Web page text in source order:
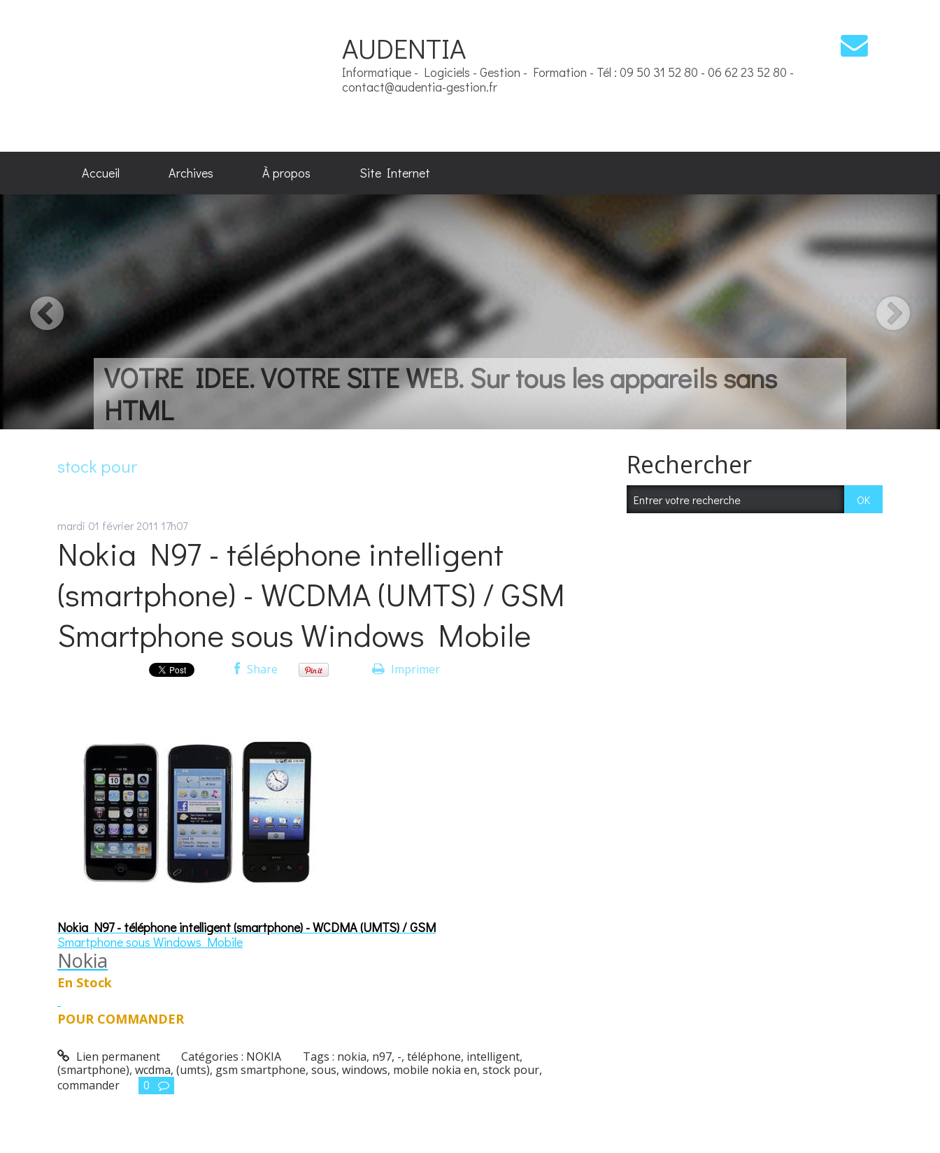
AUDENTIA
Informatique - Logiciels - Gestion - Formation - Tél : 09 50 31 52 80 - 06 62 23 52 80 -
contact@audentia-gestion.fr
Accueil Archives À propos Site Internet
VOTRE IDEE. VOTRE SITE WEB. Sur tous les appareils sans
HTML
stock pour
mardi 01 février 2011 17h07
Nokia N97 - téléphone intelligent
(smartphone) - WCDMA (UMTS) / GSM
Smartphone sous Windows Mobile
Share Imprimer
Nokia N97 - téléphone intelligent (smartphone) - WCDMA (UMTS) / GSM
Smartphone sous Windows Mobile
Nokia
En Stock
POUR COMMANDER
Lien permanent Catégories : NOKIA Tags : nokia, n97, -,téléphone, intelligent,
(smartphone), wcdma, (umts), gsm smartphone, sous, windows, mobile nokia en, stock pour,
commander
0
Rechercher